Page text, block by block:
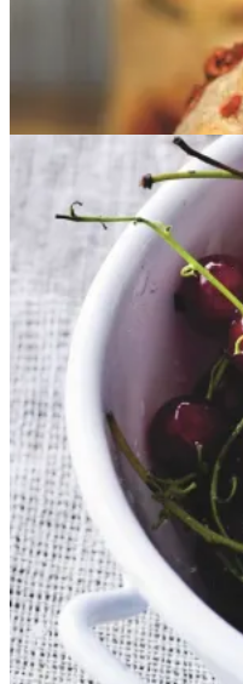
Rysteribs Rysteribs
Gem opskrift
Dessert
Dansk mad
Sommermad